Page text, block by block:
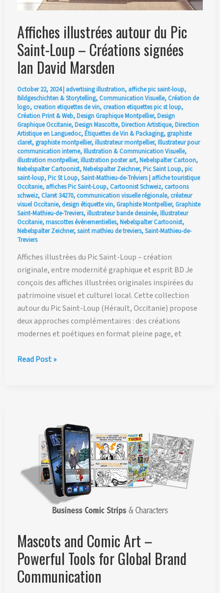
Affiches illustrées autour du Pic
Saint-Loup – Créations signées
Ian David Marsden
October 22, 2024| advertising illustration, affiche pic saint-loup,
Bildgeschichten & Storytelling, Communication Visuelle, Création de
logo, creation etiquettes de vin, creation etiquettes pic st loup,
Création Print & Web,Design Graphique Montpellier,Design
Graphique Occitanie,Design Mascotte,Direction Artistique,Direction
Artistique en Languedoc,Étiquettes de Vin & Packaging, graphiste
claret, graphiste montpellier,illustrateur montpellier,Illustrateur pour
communication interne,Illustration & Communication Visuelle,
illustration montpellier,illustration poster art,Nebelspalter Cartoon,
Nebelspalter Cartoonist,Nebelspalter Zeichner,Pic Saint Loup,pic
saint-loup,Pic St Loup,Saint-Mathieu-de-Tréviers| affiche touristique
Occitanie, affiches Pic Saint-Loup, Cartoonist Schweiz, cartoons
schweiz, Claret 34270, communication visuelle régionale, créateur
visuel Occitanie, design étiquette vin, Graphiste Montpellier, Graphiste
Saint-Mathieu-de-Treviers,illustrateur bande dessinée,Illustrateur
Occitanie,mascottes événementielles,Nebelspalter Cartoonist,
Nebelspalter Zeichner,saint mathieu de treviers,Saint-Mathieu-de-
Treviers
Affiches illustrées du Pic Saint-Loup – création
originale, entre modernité graphique et esprit BD Je
conçois des affiches illustrées originales inspirées du
patrimoine visuel et culturel local. Cette collection
autour du Pic Saint-Loup (Hérault, Occitanie) propose
deux approches complémentaires : des créations
modernes et poétiques en format pleine page, et
Affiches
Créations
signées
Read Post »
Mascots and Comic Art –
Powerful Tools for Global Brand
Communication